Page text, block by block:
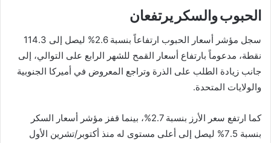
الحبوب والسكر يرتفعان
سجل مؤشر أسعار الحبوب ارتفاعاً بنسبة 2.6% ليصل إلى 114.3
نقطة، مدعوماً بارتفاع أسعار القمح للشهر الرابع على التوالي، إلى
جانب زيادة الطلب على الذرة وتراجع المعروض في أميركا الجنوبية
والولايات المتحدة.
كما ارتفع سعر الأرز بنسبة 2.7%، بينما قفز مؤشر أسعار السكر
بنسبة 7.5% ليصل إلى أعلى مستوى له منذ أكتوبر/تشرين الأول